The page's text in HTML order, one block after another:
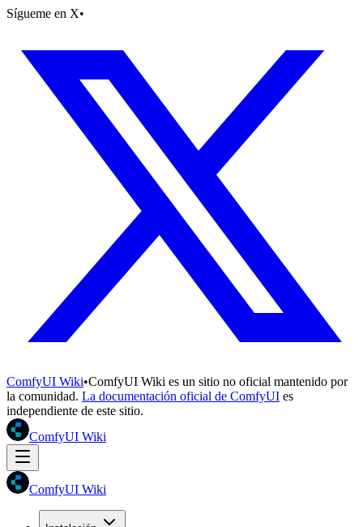
Sígueme en X•
ComfyUI Wiki•ComfyUI Wiki es un sitio no oficial mantenido por
la comunidad. La documentación oficial de ComfyUI es
independiente de este sitio.
ComfyUI Wiki
ComfyUI Wiki